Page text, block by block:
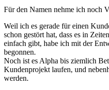
Für den Namen nehme ich noch
Weil ich es gerade für einen
schon gestört hat, dass es in
einfach gibt, habe ich mit der
begonnen.
Noch ist es Alpha bis ziemlich
Kundenprojekt laufen, und
werden.